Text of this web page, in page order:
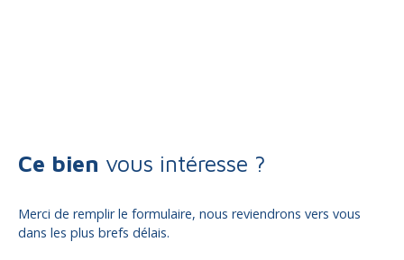
Ce bien vous intéresse ?
Merci de remplir le formulaire, nous reviendrons vers vous
dans les plus brefs délais.